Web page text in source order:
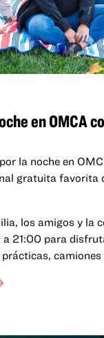
en OMCA
la noche en
gratuita favorita
los amigos y la
a 21:00 para
con una